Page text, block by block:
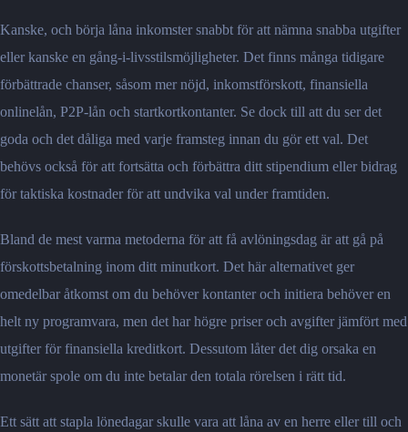
Kanske, och börja låna inkomster snabbt för att nämna snabba utgifter
eller kanske en gång-i-livsstilsmöjligheter. Det finns många tidigare
förbättrade chanser, såsom mer nöjd, inkomstförskott, finansiella
onlinelån, P2P-lån och startkortkontanter. Se dock till att du ser det
goda och det dåliga med varje framsteg innan du gör ett val. Det
behövs också för att fortsätta och förbättra ditt stipendium eller bidrag
för taktiska kostnader för att undvika val under framtiden.
Bland de mest varma metoderna för att få avlöningsdag är att gå på
förskottsbetalning inom ditt minutkort. Det här alternativet ger
omedelbar åtkomst om du behöver kontanter och initiera behöver en
helt ny programvara, men det har högre priser och avgifter jämfört med
utgifter för finansiella kreditkort. Dessutom låter det dig orsaka en
monetär spole om du inte betalar den totala rörelsen i rätt tid.
Ett sätt att stapla lönedagar skulle vara att låna av en herre eller till och